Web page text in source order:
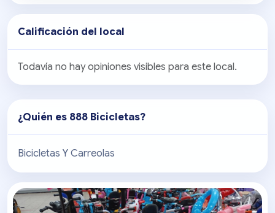
Calificación del local
Todavía no hay opiniones visibles para este local.
¿Quién es 888 Bicicletas?
Bicicletas Y Carreolas